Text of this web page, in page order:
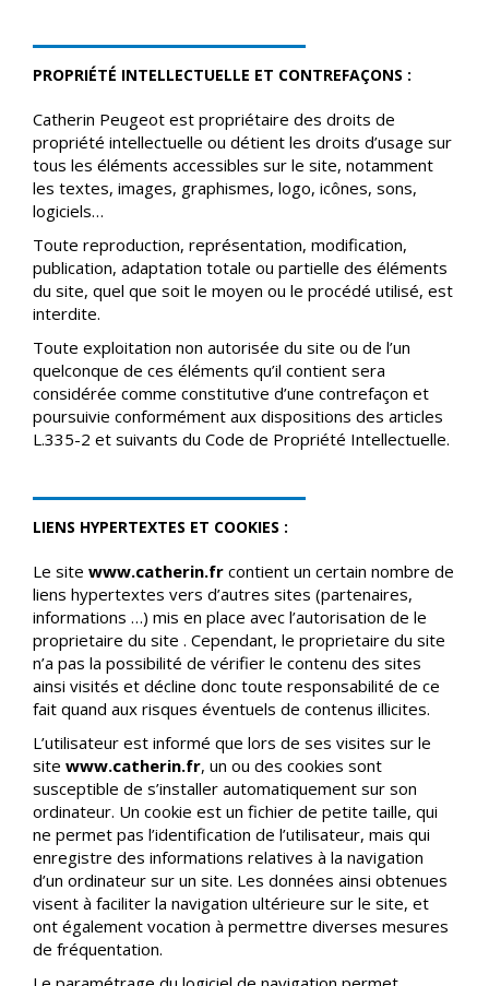
PROPRIÉTÉ INTELLECTUELLE ET CONTREFAÇONS :
Catherin Peugeot est propriétaire des droits de
propriété intellectuelle ou détient les droits d’usage sur
tous les éléments accessibles sur le site, notamment
les textes, images, graphismes, logo, icônes, sons,
logiciels…
Toute reproduction, représentation, modification,
publication, adaptation totale ou partielle des éléments
du site, quel que soit le moyen ou le procédé utilisé, est
interdite.
Toute exploitation non autorisée du site ou de l’un
quelconque de ces éléments qu’il contient sera
considérée comme constitutive d’une contrefaçon et
poursuivie conformément aux dispositions des articles
L.335-2 et suivants du Code de Propriété Intellectuelle.
LIENS HYPERTEXTES ET COOKIES :
Le site www.catherin.fr contient un certain nombre de
liens hypertextes vers d’autres sites (partenaires,
informations …) mis en place avec l’autorisation de le
proprietaire du site . Cependant, le proprietaire du site
n’a pas la possibilité de vérifier le contenu des sites
ainsi visités et décline donc toute responsabilité de ce
fait quand aux risques éventuels de contenus illicites.
L’utilisateur est informé que lors de ses visites sur le
site www.catherin.fr, un ou des cookies sont
susceptible de s’installer automatiquement sur son
ordinateur. Un cookie est un fichier de petite taille, qui
ne permet pas l’identification de l’utilisateur, mais qui
enregistre des informations relatives à la navigation
d’un ordinateur sur un site. Les données ainsi obtenues
visent à faciliter la navigation ultérieure sur le site, et
ont également vocation à permettre diverses mesures
de fréquentation.